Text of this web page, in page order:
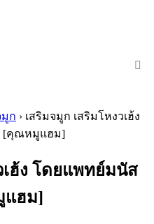
มูก › เสริมจมูก เสริมโหงวเฮ้ง
[คุณหมูแฮม]
เฮ้ง โดยแพทย์มนัส
ฮม]